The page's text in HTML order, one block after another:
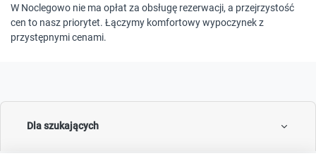
W Noclegowo nie ma opłat za obsługę rezerwacji, a przejrzystość
cen to nasz priorytet. Łączymy komfortowy wypoczynek z
przystępnymi cenami.
Dla szukających